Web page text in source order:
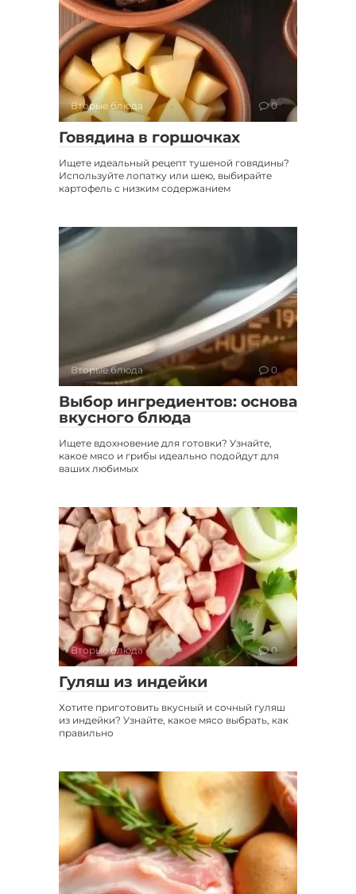
Вторые блюда 0
Говядина в горшочках
Ищете идеальный рецепт тушеной говядины?
Используйте лопатку или шею, выбирайте
картофель с низким содержанием
Вторые блюда 0
Выбор ингредиентов: основа
вкусного блюда
Ищете вдохновение для готовки? Узнайте,
какое мясо и грибы идеально подойдут для
ваших любимых
Вторые блюда 0
Гуляш из индейки
Хотите приготовить вкусный и сочный гуляш
из индейки? Узнайте, какое мясо выбрать, как
правильно